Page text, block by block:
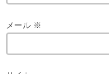
メール ※